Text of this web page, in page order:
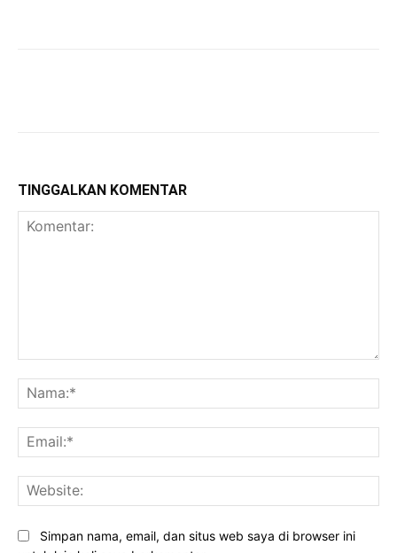
TINGGALKAN KOMENTAR
Simpan nama, email, dan situs web saya di browser ini